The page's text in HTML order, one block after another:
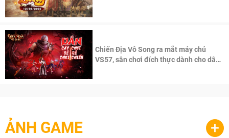
Chiến Địa Vô Song ra mắt máy chủ
VS57, sân chơi đích thực dành cho dân
ẢNH GAME +